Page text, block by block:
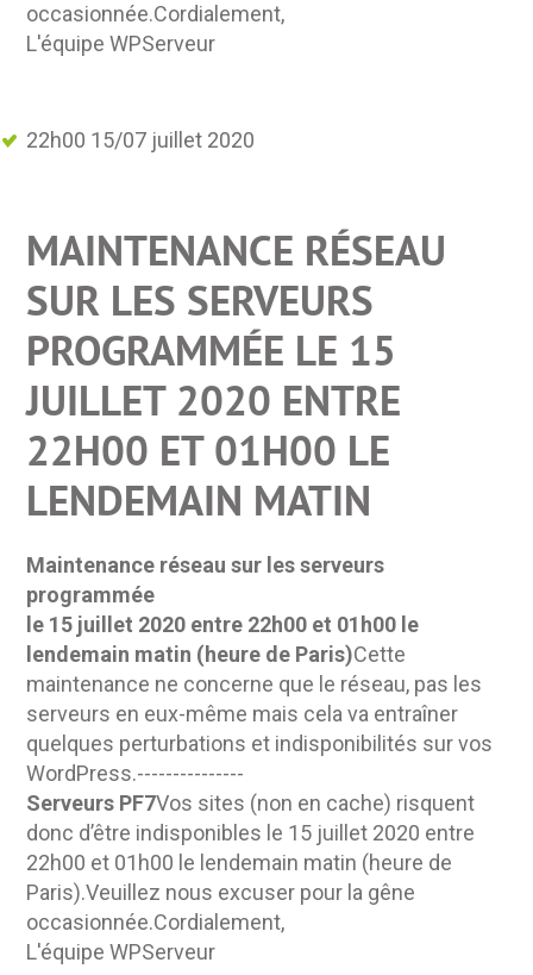
occasionnée.Cordialement,
L'équipe WPServeur
22h00 15/07 juillet 2020
MAINTENANCE RÉSEAU
SUR LES SERVEURS
PROGRAMMÉE LE 15
JUILLET 2020 ENTRE
22H00 ET 01H00 LE
LENDEMAIN MATIN
Maintenance réseau sur les serveurs
programmée
le 15 juillet 2020 entre 22h00 et 01h00 le
lendemain matin (heure de Paris)Cette
maintenance ne concerne que le réseau, pas les
serveurs en eux-même mais cela va entraîner
quelques perturbations et indisponibilités sur vos
WordPress.---------------
Serveurs PF7Vos sites (non en cache) risquent
donc d’être indisponibles le 15 juillet 2020 entre
22h00 et 01h00 le lendemain matin (heure de
Paris).Veuillez nous excuser pour la gêne
occasionnée.Cordialement,
L'équipe WPServeur